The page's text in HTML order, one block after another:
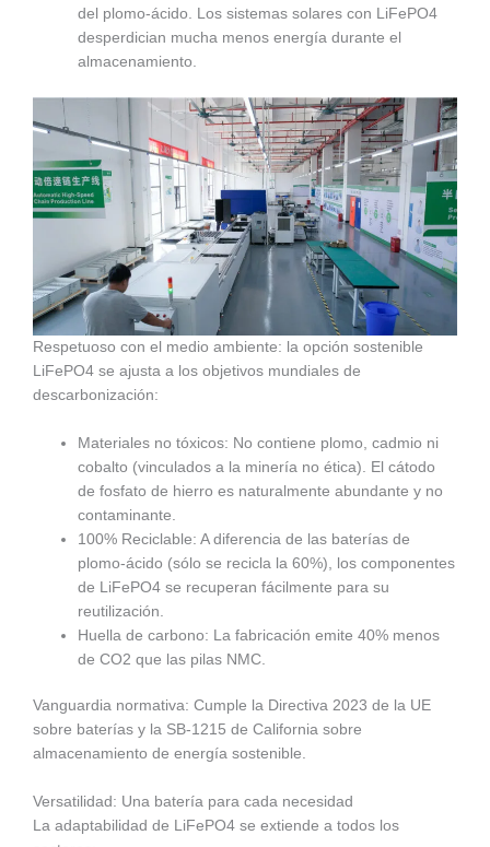
del plomo-ácido. Los sistemas solares con LiFePO4
desperdician mucha menos energía durante el
almacenamiento.
Respetuoso con el medio ambiente: la opción sostenible
LiFePO4 se ajusta a los objetivos mundiales de
descarbonización:
Materiales no tóxicos: No contiene plomo, cadmio ni
cobalto (vinculados a la minería no ética). El cátodo
de fosfato de hierro es naturalmente abundante y no
contaminante.
100% Reciclable: A diferencia de las baterías de
plomo-ácido (sólo se recicla la 60%), los componentes
de LiFePO4 se recuperan fácilmente para su
reutilización.
Huella de carbono: La fabricación emite 40% menos
de CO2 que las pilas NMC.
Vanguardia normativa: Cumple la Directiva 2023 de la UE
sobre baterías y la SB-1215 de California sobre
almacenamiento de energía sostenible.
Versatilidad: Una batería para cada necesidad
La adaptabilidad de LiFePO4 se extiende a todos los